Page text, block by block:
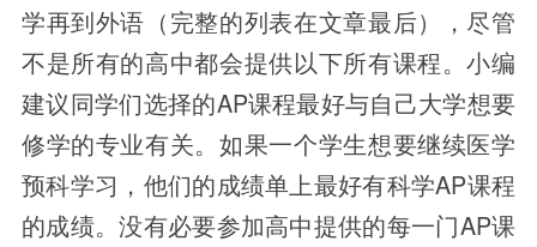
学再到外语（完整的列表在文章最后），尽管
不是所有的高中都会提供以下所有课程。小编
建议同学们选择的AP课程最好与自己大学想要
修学的专业有关。如果一个学生想要继续医学
预科学习，他们的成绩单上最好有科学AP课程
的成绩。没有必要参加高中提供的每一门AP课